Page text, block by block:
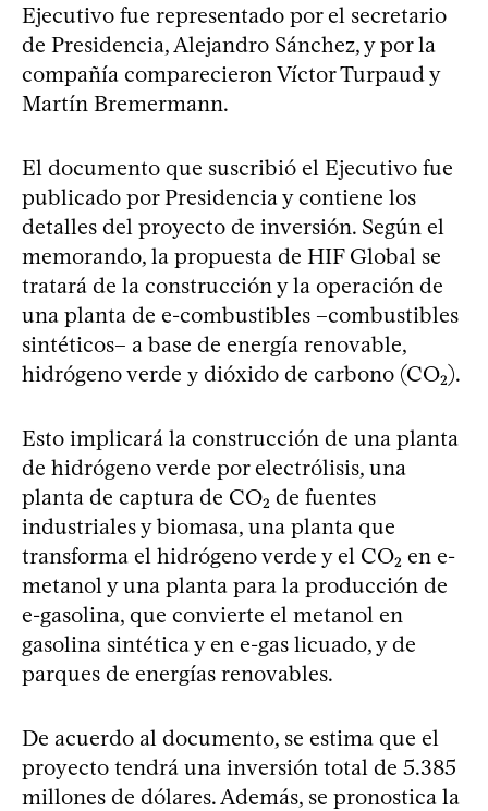
Ejecutivo fue representado por el secretario
de Presidencia, Alejandro Sánchez, y por la
compañía comparecieron Víctor Turpaud y
Martín Bremermann.
El documento que suscribió el Ejecutivo fue
publicado por Presidencia y contiene los
detalles del proyecto de inversión. Según el
memorando, la propuesta de HIF Global se
tratará de la construcción y la operación de
una planta de e-combustibles –combustibles
sintéticos– a base de energía renovable,
hidrógeno verde у dióxido de carbono (CO₂).
Esto implicará la construcción de una planta
de hidrógeno verde por electrólisis, una
planta de captura de CO₂ de fuentes
industriales y biomasa, una planta que
transforma el hidrógeno verde y el CO₂ en e-
metanol y una planta para la producción de
e-gasolina, que convierte el metanol en
gasolina sintética y en e-gas licuado, y de
parques de energías renovables.
De acuerdo al documento, se estima que el
proyecto tendrá una inversión total de 5.385
millones de dólares. Además, se pronostica la